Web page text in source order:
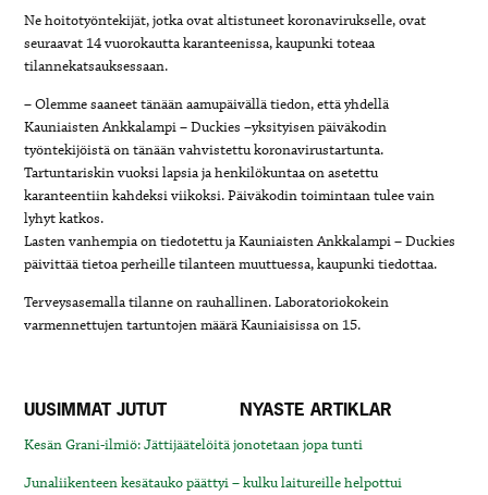
Ne hoitotyöntekijät, jotka ovat altistuneet koronavirukselle, ovat
seuraavat 14 vuorokautta karanteenissa, kaupunki toteaa
tilannekatsauksessaan.
– Olemme saaneet tänään aamupäivällä tiedon, että yhdellä
Kauniaisten Ankkalampi – Duckies –yksityisen päiväkodin
työntekijöistä on tänään vahvistettu koronavirustartunta.
Tartuntariskin vuoksi lapsia ja henkilökuntaa on asetettu
karanteentiin kahdeksi viikoksi. Päiväkodin toimintaan tulee vain
lyhyt katkos.
Lasten vanhempia on tiedotettu ja Kauniaisten Ankkalampi – Duckies
päivittää tietoa perheille tilanteen muuttuessa, kaupunki tiedottaa.
Terveysasemalla tilanne on rauhallinen. Laboratoriokokein
varmennettujen tartuntojen määrä Kauniaisissa on 15.
UUSIMMAT JUTUT NYASTE ARTIKLAR
Kesän Grani-ilmiö: Jättijäätelöitä jonotetaan jopa tunti
Junaliikenteen kesätauko päättyi – kulku laitureille helpottui